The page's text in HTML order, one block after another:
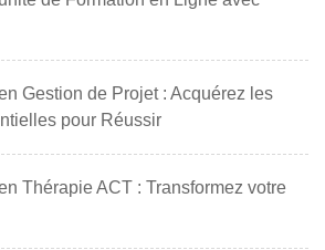
Gestion de Projet : Acquérez les
pour Réussir
Thérapie ACT : Transformez votre